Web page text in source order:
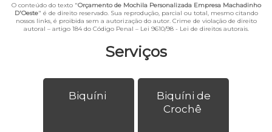
Serviços
Biquíni
Biquíni de
Crochê
O conteúdo do texto "Orçamento de Mochila Personalizada Empresa Machadinho
D'Oeste" é de direito reservado. Sua reprodução, parcial ou total, mesmo citando
nossos links, é proibida sem a autorização do autor. Crime de violação de direito
autoral – artigo 184 do Código Penal – Lei 9610/98 - Lei de direitos autorais.